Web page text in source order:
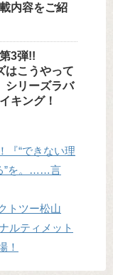
内容をご紹
3弾!!
はこうやって
シリーズラバ
キング！
『“できない理
”を。……言
トツー松山
ルティメット
！